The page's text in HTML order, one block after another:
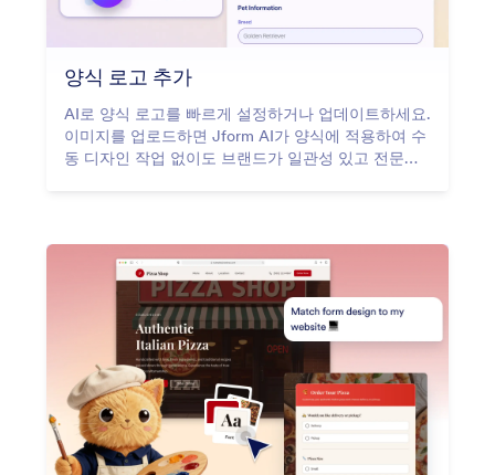
양식 로고 추가
AI로 양식 로고를 빠르게 설정하거나 업데이트하세요.
이미지를 업로드하면 Jform AI가 양식에 적용하여 수
동 디자인 작업 없이도 브랜드가 일관성 있고 전문적